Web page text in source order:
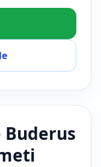
Buderus